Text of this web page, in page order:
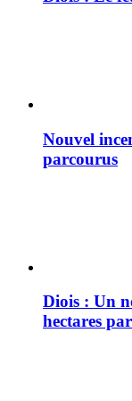
Nouvel
parcourus
Diois : Un
hectares